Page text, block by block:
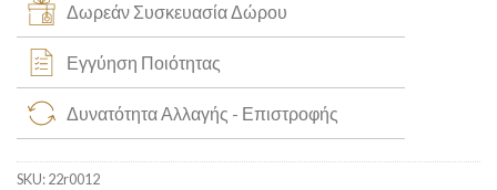
Δωρεάν Συσκευασία Δώρου
Εγγύηση Ποιότητας
Δυνατότητα Αλλαγής - Επιστροφής
SKU:22r0012